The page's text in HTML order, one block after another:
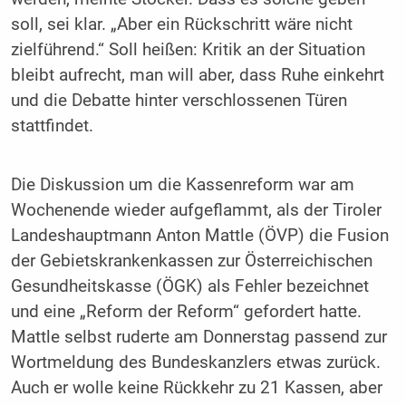
soll, sei klar. „Aber ein Rückschritt wäre nicht
zielführend.“ Soll heißen: Kritik an der Situation
bleibt aufrecht, man will aber, dass Ruhe einkehrt
und die Debatte hinter verschlossenen Türen
stattfindet.
Die Diskussion um die Kassenreform war am
Wochenende wieder aufgeflammt, als der Tiroler
Landeshauptmann Anton Mattle (ÖVP) die Fusion
der Gebietskrankenkassen zur Österreichischen
Gesundheitskasse (ÖGK) als Fehler bezeichnet
und eine „Reform der Reform“ gefordert hatte.
Mattle selbst ruderte am Donnerstag passend zur
Wortmeldung des Bundeskanzlers etwas zurück.
Auch er wolle keine Rückkehr zu 21 Kassen, aber